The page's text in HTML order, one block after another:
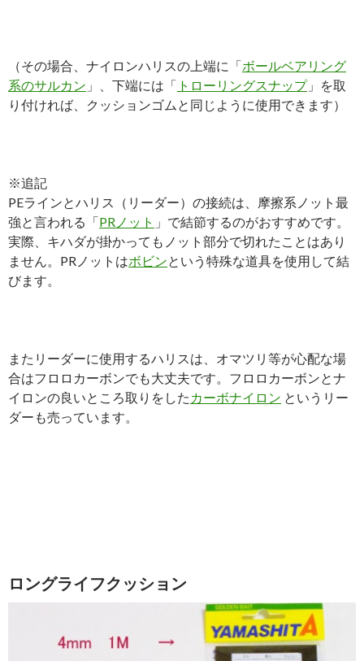
（その場合、ナイロンハリスの上端に「ボールベアリング
系のサルカン 」、下端には「 トローリングスナップ」を取
り付ければ、クッションゴムと同じように使用できます）
※追記
PEラインとハリス（リーダー）の接続は、摩擦系ノット最
強と言われる「PRノット 」で結節するのがおすすめです。
実際、キハダが掛かってもノット部分で切れたことはあり
ません。PRノットはボビン という特殊な道具を使用して結
びます。
またリーダーに使用するハリスは、オマツリ等が心配な場
合はフロロカーボンでも大丈夫です。フロロカーボンとナ
イロンの良いところ取りをした カーボナイロン というリー
ダーも売っています。
ロングライフクッション